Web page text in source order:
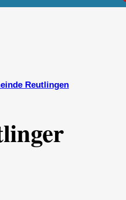
Reutlingen